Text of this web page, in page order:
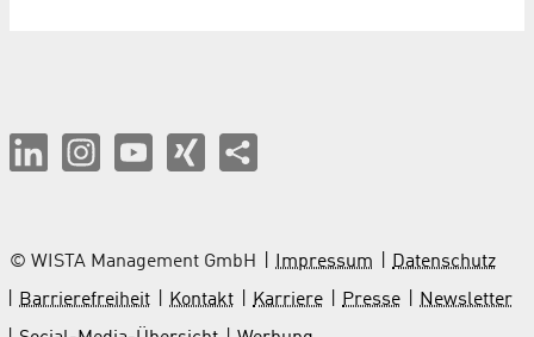
© WISTA Management GmbH Impressum
Datenschutz
Barrierefreiheit
Kontakt Karriere Presse
Newsletter